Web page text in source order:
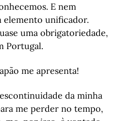
E nem
elemento unificador.
uma obrigatoriedade,
Portugal.
me apresenta!
da minha
me perder no tempo,